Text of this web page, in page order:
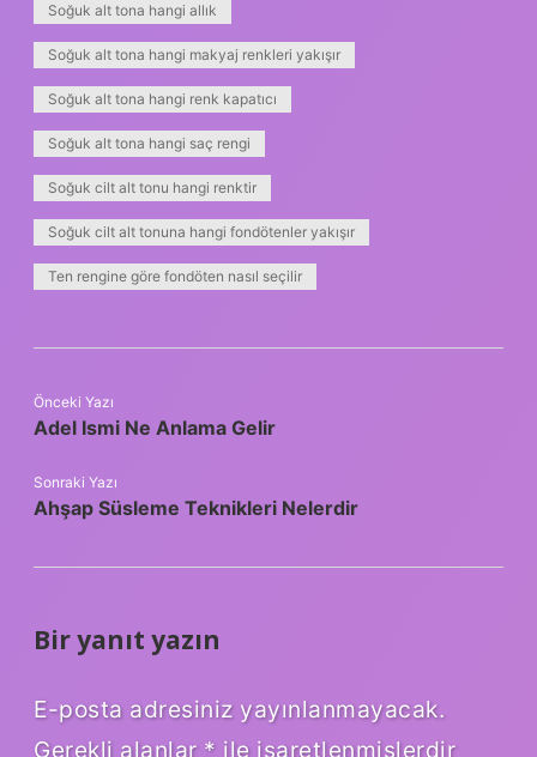
Soğuk alt tona hangi allık
Soğuk alt tona hangi makyaj renkleri yakışır
Soğuk alt tona hangi renk kapatıcı
Soğuk alt tona hangi saç rengi
Soğuk cilt alt tonu hangi renktir
Soğuk cilt alt tonuna hangi fondötenler yakışır
Ten rengine göre fondöten nasıl seçilir
Önceki Yazı
Adel Ismi Ne Anlama Gelir
Sonraki Yazı
Ahşap Süsleme Teknikleri Nelerdir
Bir yanıt yazın
E-posta adresiniz yayınlanmayacak.
Gerekli alanlar * ile işaretlenmişlerdir